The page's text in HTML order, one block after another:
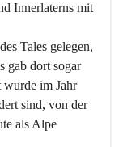
Innerlaterns mit
Tales gelegen,
gab dort sogar
wurde im Jahr
sind, von der
als Alpe